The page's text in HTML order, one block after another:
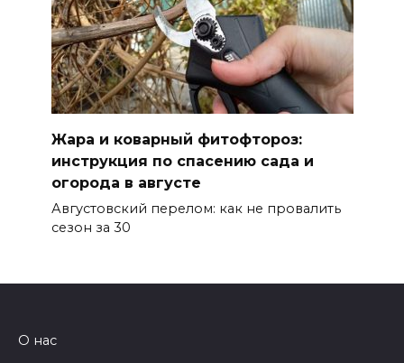
Жара и коварный фитофтороз:
инструкция по спасению сада и
огорода в августе
Августовский перелом: как не провалить
сезон за 30
О нас